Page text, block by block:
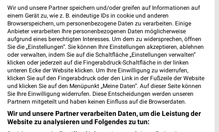
1,2 km
Angebote ab 03.08.
Noch morgen gültig
31,4 km
Angebote ab 25.07.
Noch morgen gültig
DAS FUTTERHAUS Lidl
Wir und unsere Partner speichern und/oder greifen auf Informationen auf
einem Gerät zu, wie z. B. eindeutige IDs in cookie und anderen
Browserspeichern, um personenbezogene Daten zu verarbeiten. Einige
Anbieter verarbeiten Ihre personenbezogenen Daten möglicherweise
aufgrund eines berechtigten Interesses. Um dem zu widersprechen, öffnen
Sie die „Einstellungen“. Sie können Ihre Einstellungen akzeptieren, ablehnen
oder verwalten, indem Sie auf die Schaltfläche „Einstellungen verwalten“
klicken oder jederzeit auf die Fingerabdruck-Schaltfläche in der linken
unteren Ecke der Website klicken. Um Ihre Einwilligung zu widerrufen,
klicken Sie auf den Fingerabdruck oder den Link in der Fußzeile der Website
und klicken Sie auf den Menüpunkt „Meine Daten“. Auf dieser Seite können
Sie Ihre Einwilligung widerrufen. Diese Entscheidungen werden unseren
Partnern mitgeteilt und haben keinen Einfluss auf die Browserdaten.
Wir und unsere Partner verarbeiten Daten, um die Leistung der
Website zu analysieren und Folgendes zu tun: